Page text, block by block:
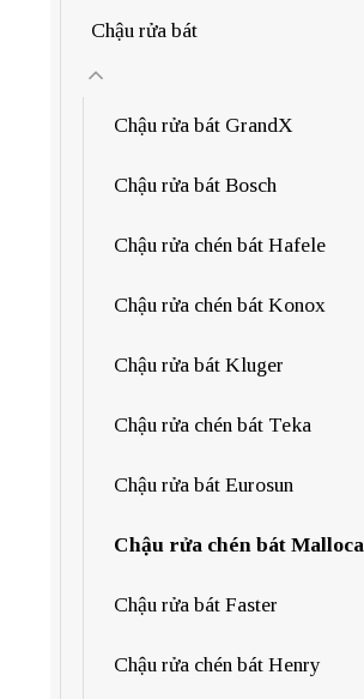
Chậu rửa bát
Chậu rửa bát GrandX
Chậu rửa bát Bosch
Chậu rửa chén bát Hafele
Chậu rửa chén bát Konox
Chậu rửa bát Kluger
Chậu rửa chén bát Teka
Chậu rửa bát Eurosun
Chậu rửa chén bát Malloca
Chậu rửa bát Faster
Chậu rửa chén bát Henry